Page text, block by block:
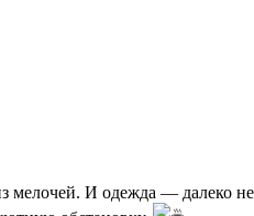
мелочей. И одежда — далеко